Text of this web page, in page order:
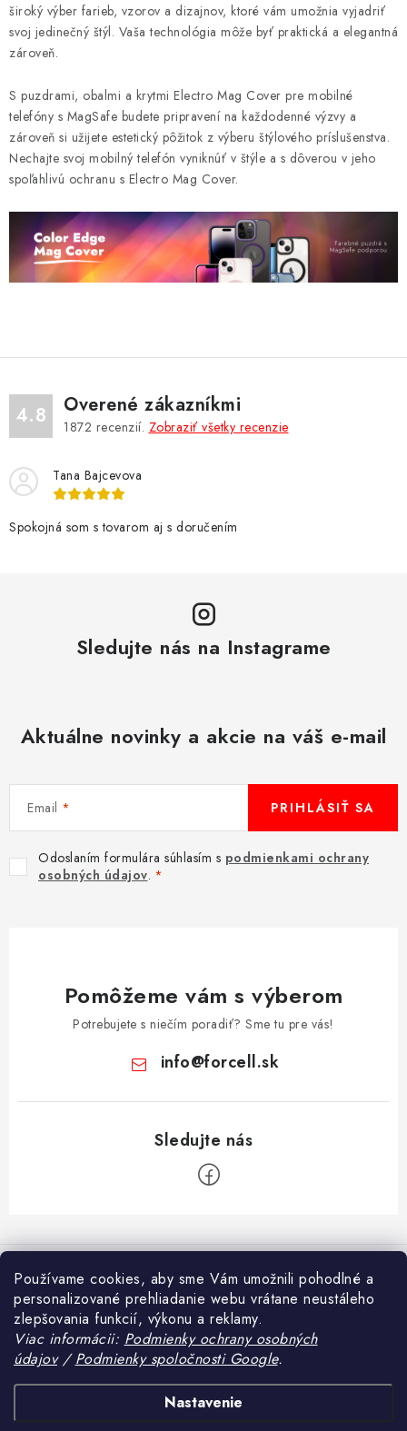
Používame cookies, aby sme Vám umožnili pohodlné a
personalizované prehliadanie webu vrátane neustáleho
zlepšovania funkcií, výkonu a reklamy.
Viac informácii: Podmienky ochrany osobných
údajov/Podmienky spoločnosti Google.
Nastavenie
široký výber farieb, vzorov a dizajnov, ktoré vám umožnia vyjadriť
svoj jedinečný štýl. Vaša technológia môže byť praktická a elegantná
zároveň.
S puzdrami, obalmi a krytmi Electro Mag Cover pre mobilné
telefóny s MagSafe budete pripravení na každodenné výzvy a
zároveň si užijete estetický pôžitok z výberu štýlového príslušenstva.
Nechajte svoj mobilný telefón vyniknúť v štýle a s dôverou v jeho
spoľahlivú ochranu s Electro Mag Cover.
4.8 Overené zákazníkmi
1872 recenzií. Zobraziť všetky recenzie
Tana Bajcevova
Spokojná som s tovarom aj s doručením
Sledujte nás na Instagrame
Aktuálne novinky a akcie na váš e-mail
Email
Odoslaním formulára súhlasím s podmienkami ochrany
osobných údajov.
PRIHLÁSIŤ SA
Pomôžeme vám s výberom
Potrebujete s niečím poradiť? Sme tu pre vás!
info@forcell.sk
á
Informácie pre vás
Doprava a platba
Ako nakupovať
Obchodné podmienky
Podmienky ochrany osobných údajov
Prijímame online platby
Blog
Tvrdené sklo alebo fólia na mobil – čo sa viac oplatí?
Ak si si práve kúpil nový smartfón, určite riešiš základnú otázku: aká
Heureka.sk